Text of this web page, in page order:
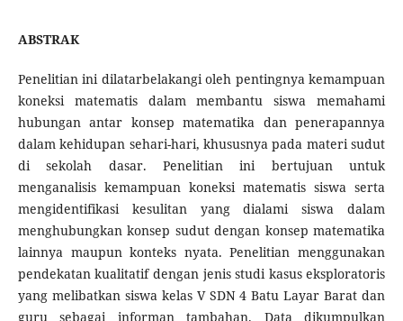
ABSTRAK
Penelitian ini dilatarbelakangi oleh pentingnya kemampuan
koneksi matematis dalam membantu siswa memahami
hubungan antar konsep matematika dan penerapannya
dalam kehidupan sehari-hari, khususnya pada materi sudut
di sekolah dasar. Penelitian ini bertujuan untuk
menganalisis kemampuan koneksi matematis siswa serta
mengidentifikasi kesulitan yang dialami siswa dalam
menghubungkan konsep sudut dengan konsep matematika
lainnya maupun konteks nyata. Penelitian menggunakan
pendekatan kualitatif dengan jenis studi kasus eksploratoris
yang melibatkan siswa kelas V SDN 4 Batu Layar Barat dan
guru sebagai informan tambahan. Data dikumpulkan